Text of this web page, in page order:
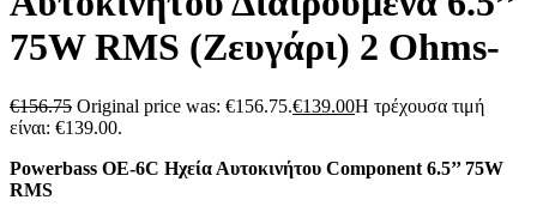
75W RMS (Ζευγάρι) 2 Ohms-
€156.75 Original price was: €156.75.€139.00Η τρέχουσα τιμή
είναι: €139.00.
Powerbass OE-6C Ηχεία Αυτοκινήτου Component 6.5’’ 75W
RMS